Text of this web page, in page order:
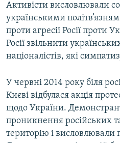
Активісти висловлювали
українськими
проти агресії Росії проти
Росії звільнити
націоналістів, які
У червні 2014 року біля
Києві відбулася акція
щодо України.
проникнення російських
територію і висловлювали